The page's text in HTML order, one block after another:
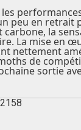
les
peu en retrait
la
La mise en
nettement
de
sortie